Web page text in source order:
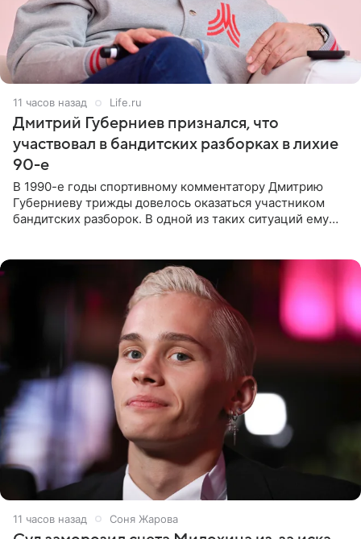
11 часов назад Life.ru
Дмитрий Губерниев признался, что
участвовал в бандитских разборках в лихие
90-е
В 1990-е годы спортивному комментатору Дмитрию
Губерниеву трижды довелось оказаться участником
бандитских разборок. В одной из таких ситуаций ему
11 часов назад Соня Жарова